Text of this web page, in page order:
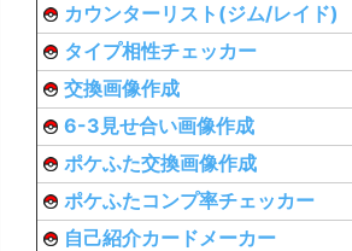
カウンターリスト(ジム/レイド)
タイプ相性チェッカー
交換画像作成
6-3見せ合い画像作成
ポケふた交換画像作成
ポケふたコンプ率チェッカー
自己紹介カードメーカー